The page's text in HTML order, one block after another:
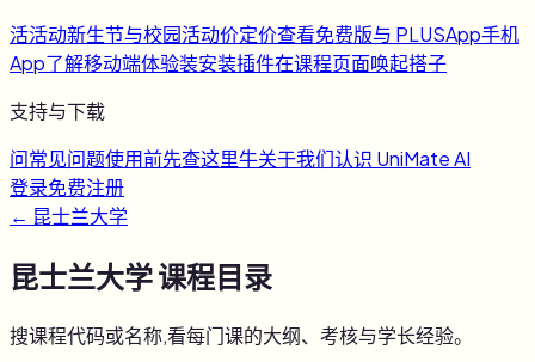
活活动新生节与校园活动价定价查看免费版与 PLUSApp手机
App了解移动端体验装安装插件在课程页面唤起搭子
支持与下载
问常见问题使用前先查这里牛关于我们认识 UniMate AI
登录免费注册
← 昆士兰大学
昆士兰大学课程目录
搜课程代码或名称,看每门课的大纲、考核与学长经验。